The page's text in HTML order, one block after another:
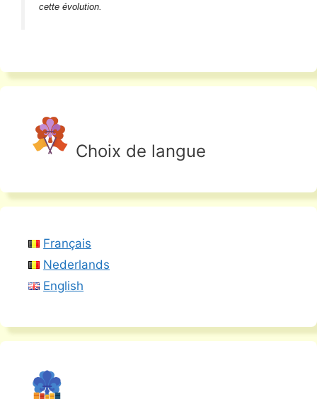
cette évolution.
Choix de langue
Français
Nederlands
English